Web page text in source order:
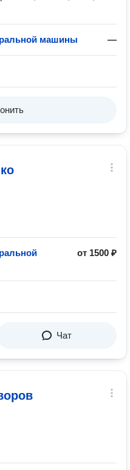
машины —
от 1500 ₽
Чат